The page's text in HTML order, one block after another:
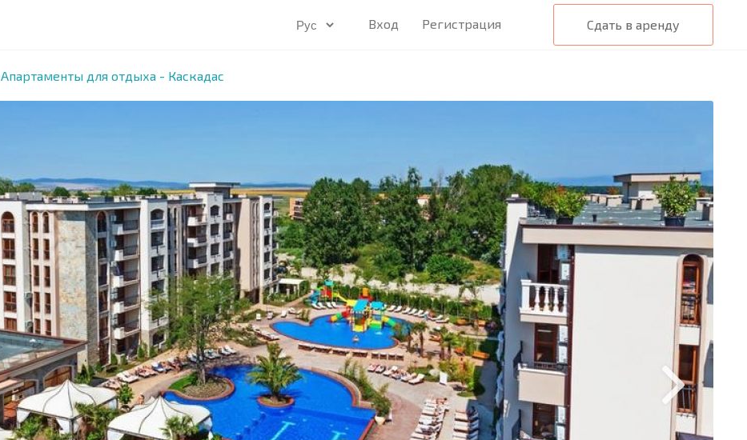
Сдать в аренду
Вход Регистрация
Апартаменты для отдыха - Каскадас